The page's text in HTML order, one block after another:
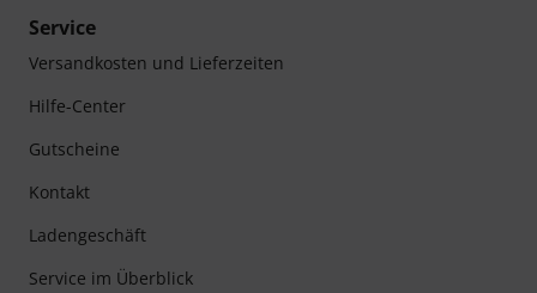
Service
Versandkosten und Lieferzeiten
Hilfe-Center
Gutscheine
Kontakt
Ladengeschäft
Service im Überblick